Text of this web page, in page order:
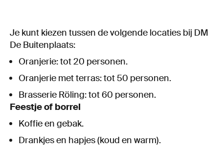
Je kunt kiezen tussen de volgende locaties bij DM
De Buitenplaats:
Oranjerie: tot 20 personen.
Oranjerie met terras: tot 50 personen.
Brasserie Röling: tot 60 personen.
Feestje of borrel
Koffie en gebak.
Drankjes en hapjes (koud en warm).